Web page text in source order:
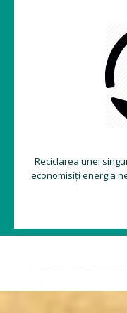
Reciclarea unei
economisiți energia